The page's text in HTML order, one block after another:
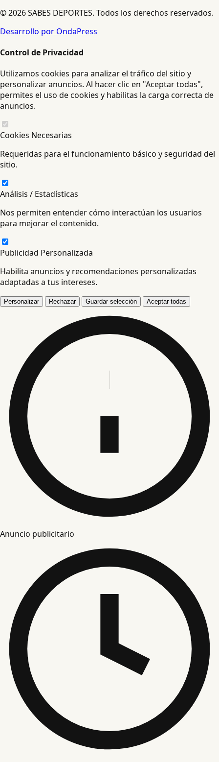
© 2026 SABES DEPORTES. Todos los derechos reservados.
Desarrollo por OndaPress
Control de Privacidad
Utilizamos cookies para analizar el tráfico del sitio y
personalizar anuncios. Al hacer clic en "Aceptar todas",
permites el uso de cookies y habilitas la carga correcta de
anuncios.
Cookies Necesarias
Requeridas para el funcionamiento básico y seguridad del
sitio.
Análisis / Estadísticas
Nos permiten entender cómo interactúan los usuarios
para mejorar el contenido.
Publicidad Personalizada
Habilita anuncios y recomendaciones personalizadas
adaptadas a tus intereses.
Personalizar Rechazar Guardar selección Aceptar todas
Anuncio publicitario